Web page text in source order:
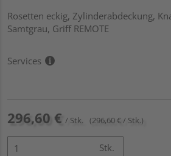
Rosetten eckig, Zylinderabdeckung,
Samtgrau, Griff REMOTE
Services
296,60 € / Stk. (296,60 € / Stk.)
Stk.